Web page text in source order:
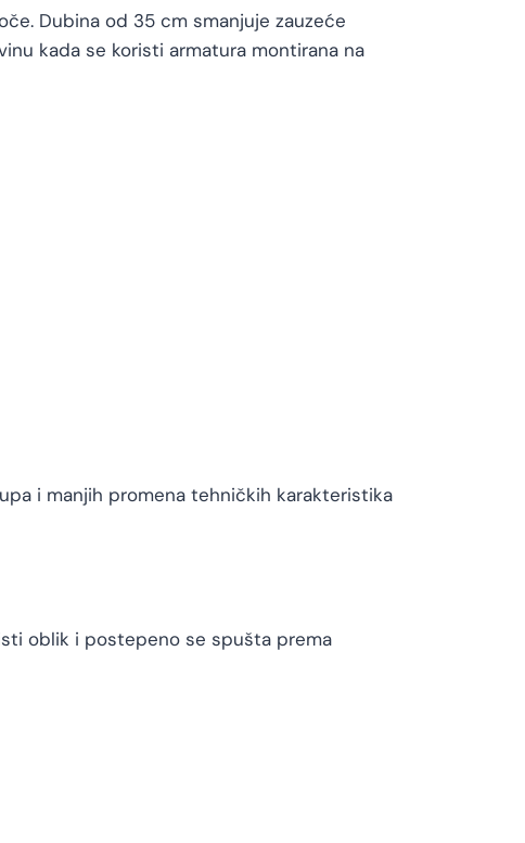
Dubina od 35 cm smanjuje zauzeće
kada se koristi armatura montirana na
i manjih promena tehničkih karakteristika
oblik i postepeno se spušta prema